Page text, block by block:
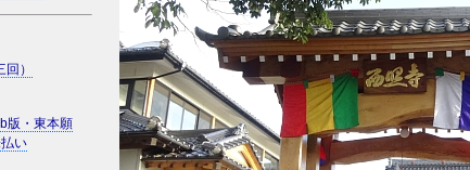
）
版・東本願
い